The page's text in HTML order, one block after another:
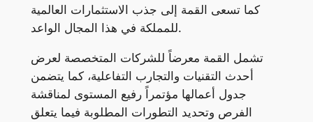
كما تسعى القمة إلى جذب الاستثمارات العالمية
للمملكة في هذا المجال الواعد.
تشمل القمة معرضاً للشركات المتخصصة لعرض
أحدث التقنيات والتجارب التفاعلية، كما يتضمن
جدول أعمالها مؤتمراً رفيع المستوى لمناقشة
الفرص وتحديد التطورات المطلوبة فيما يتعلق